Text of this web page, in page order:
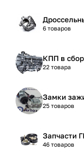
6 товаров
КПП в
22 товара
Замки
25 товаров
Запчасти
46 товаров